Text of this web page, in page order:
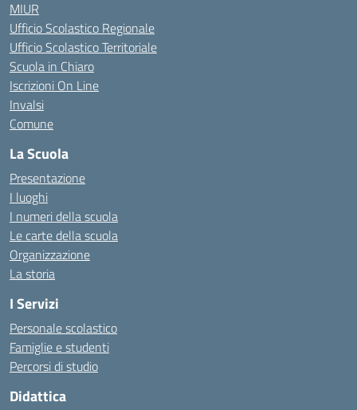
MIUR
Ufficio Scolastico Regionale
Ufficio Scolastico Territoriale
Scuola in Chiaro
Iscrizioni On Line
Invalsi
Comune
La Scuola
Presentazione
I luoghi
I numeri della scuola
Le carte della scuola
Organizzazione
La storia
I Servizi
Personale scolastico
Famiglie e studenti
Percorsi di studio
Didattica